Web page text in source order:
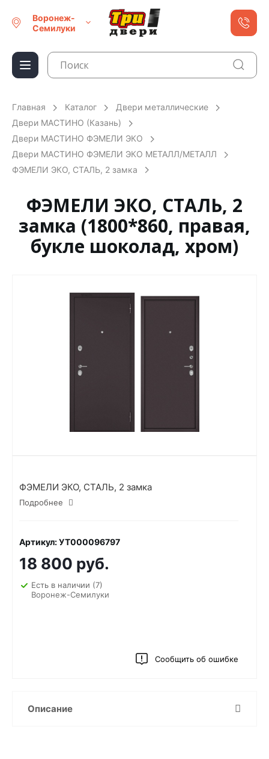
Воронеж-
Семилуки
Главная Каталог
Двери металлические
Двери МАСТИНО (Казань)
Двери МАСТИНО ФЭМЕЛИ ЭКО
Двери МАСТИНО ФЭМЕЛИ ЭКО МЕТАЛЛ/МЕТАЛЛ
ФЭМЕЛИ ЭКО, СТАЛЬ, 2 замка
ФЭМЕЛИ ЭКО, СТАЛЬ, 2
замка (1800*860, правая,
букле шоколад, хром)
ФЭМЕЛИ ЭКО, СТАЛЬ, 2 замка
Подробнее
Артикул: УТ000096797
18 800 руб.
Есть в наличии (7)
Воронеж-Семилуки
Сообщить об ошибке
Описание